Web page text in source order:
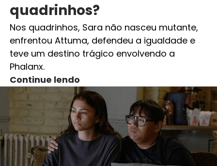
quadrinhos?
Nos quadrinhos, Sara não nasceu mutante,
enfrentou Attuma, defendeu a igualdade e
teve um destino trágico envolvendo a
Phalanx.
Continue lendo